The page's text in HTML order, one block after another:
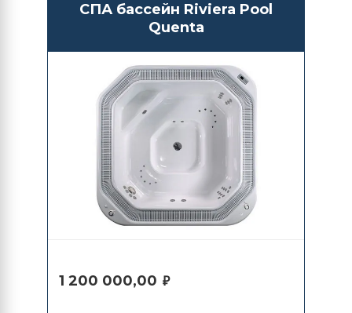
СПА бассейн Riviera Pool
Quenta
1 200 000,00 ₽